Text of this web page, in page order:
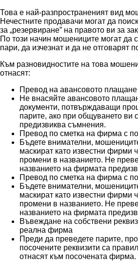
Това е най-разпространеният вид
Нечестните продавачи могат да
за „резервиране” на правото ви за
По този начин мошениците могат да
пари, да изчезнат и да не отговарят
Към разновидностите на това
отнасят:
Превод на авансовото плащане
Не внасяйте авансовото
документи, потвърждаващи
парите, ако при общуването ви
предизвиква съмнения.
Превод по сметка на фирма с
Бъдете внимателни,
маскират като известни фирми
промени в названието. Не
названието на фирмата
Превод по сметка на фирма с
Бъдете внимателни,
маскират като известни фирми
промени в названието. Не
названието на фирмата
Въвеждане на собствени
реална фирма
Преди да преведете парите,
посочените реквизити са
отнасят към посочената фирма.